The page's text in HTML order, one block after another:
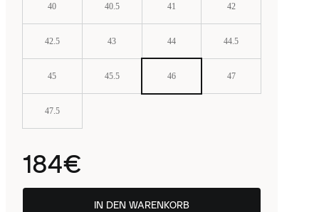
40 40.5 41 42
42.5 43 44 44.5
45 45.5 46 47
47.5
184€
IN DEN WARENKORB